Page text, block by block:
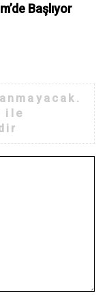
Başlıyor
ile